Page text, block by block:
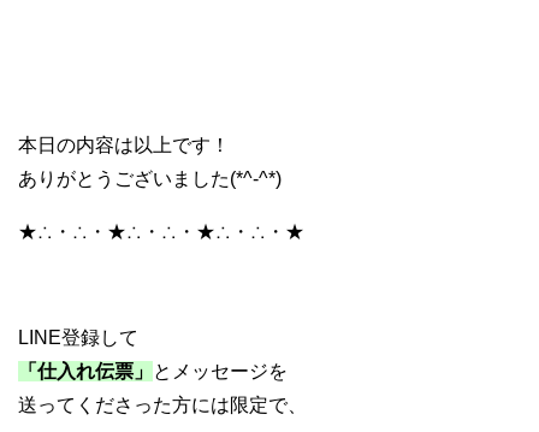
本日の内容は以上です！
ありがとうございました(*^-^*)
★∴・∴・★∴・∴・★∴・∴・★
LINE登録して
「仕入れ伝票」 とメッセージを
送ってくださった方には限定で、